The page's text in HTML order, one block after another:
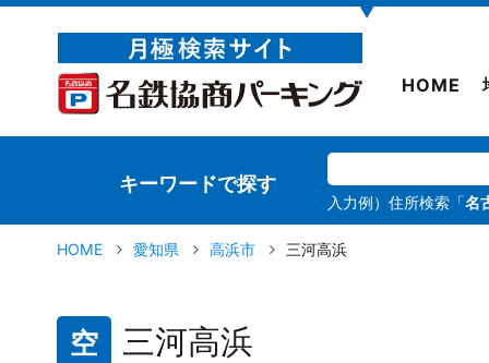
▼
HOME
キーワードで探す
入力例）住所検索「名
HOME 愛知県 高浜市 三河高浜
空 三河高浜